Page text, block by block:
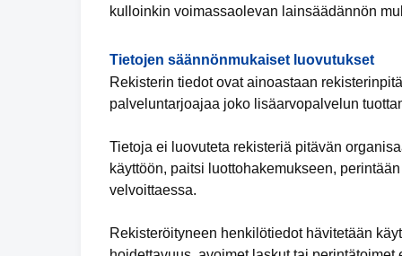
kulloinkin voimassaolevan lainsäädännön
Tietojen säännönmukaiset luovutukset
Rekisterin tiedot ovat ainoastaan
palveluntarjoajaa joko lisäarvopalvelun
Tietoja ei luovuteta rekisteriä pitävän
käyttöön, paitsi luottohakemukseen,
velvoittaessa.
Rekisteröityneen henkilötiedot hävitetään